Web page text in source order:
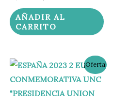
AÑADIR AL
CARRITO
¡Oferta!
El
precio
original
era:
12,00 €.
El
precio
actual
es:
9,95 €.